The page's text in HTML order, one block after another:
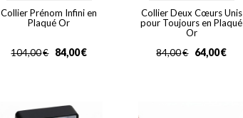
Collier Prénom Infini en
Plaqué Or
€
104,00 €
84,00
Collier Deux Cœurs Unis
pour Toujours en Plaqué
Or
€
84,00 €
64,00